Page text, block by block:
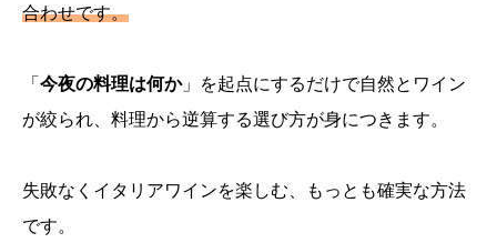
合わせです。
「 今夜の料理は何か」を起点にするだけで自然とワイン
が絞られ、料理から逆算する選び方が身につきます。
失敗なくイタリアワインを楽しむ、もっとも確実な方法
です。